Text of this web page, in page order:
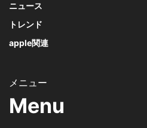
ニュース
トレンド
apple関連
Menu